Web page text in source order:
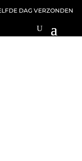
DAG VERZONDEN